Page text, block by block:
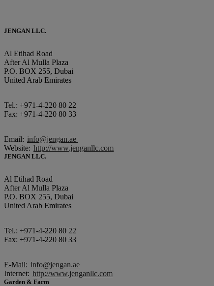
JENGAN LLC.
Al Etihad Road
After Al Mulla Plaza
P.O. BOX 255, Dubai
United Arab Emirates
Tel.: +971-4-220 80 22
Fax: +971-4-220 80 33
Email: info@jengan.ae
Website: http://www.jenganllc.com
JENGAN LLC.
Al Etihad Road
After Al Mulla Plaza
P.O. BOX 255, Dubai
United Arab Emirates
Tel.: +971-4-220 80 22
Fax: +971-4-220 80 33
E-Mail: info@jengan.ae
Internet: http://www.jenganllc.com
Garden & Farm